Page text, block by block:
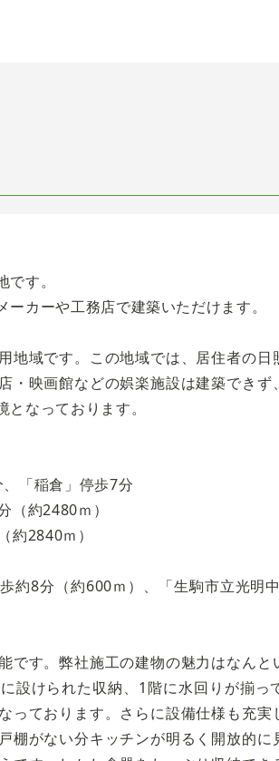
す。
カーや工務店で建築いただけます。
地域です。この地域では、居住者の
・映画館などの娯楽施設は建築でき
なっております。
「稲倉」停歩7分
（約2480ｍ）
約2840ｍ）
約8分（約600ｍ）、「生駒市立光明
です。弊社施工の建物の魅力はなん
設けられた収納、1階に水回りが揃っ
っております。さらに設備仕様も充
棚がない分キッチンが明るく開放的